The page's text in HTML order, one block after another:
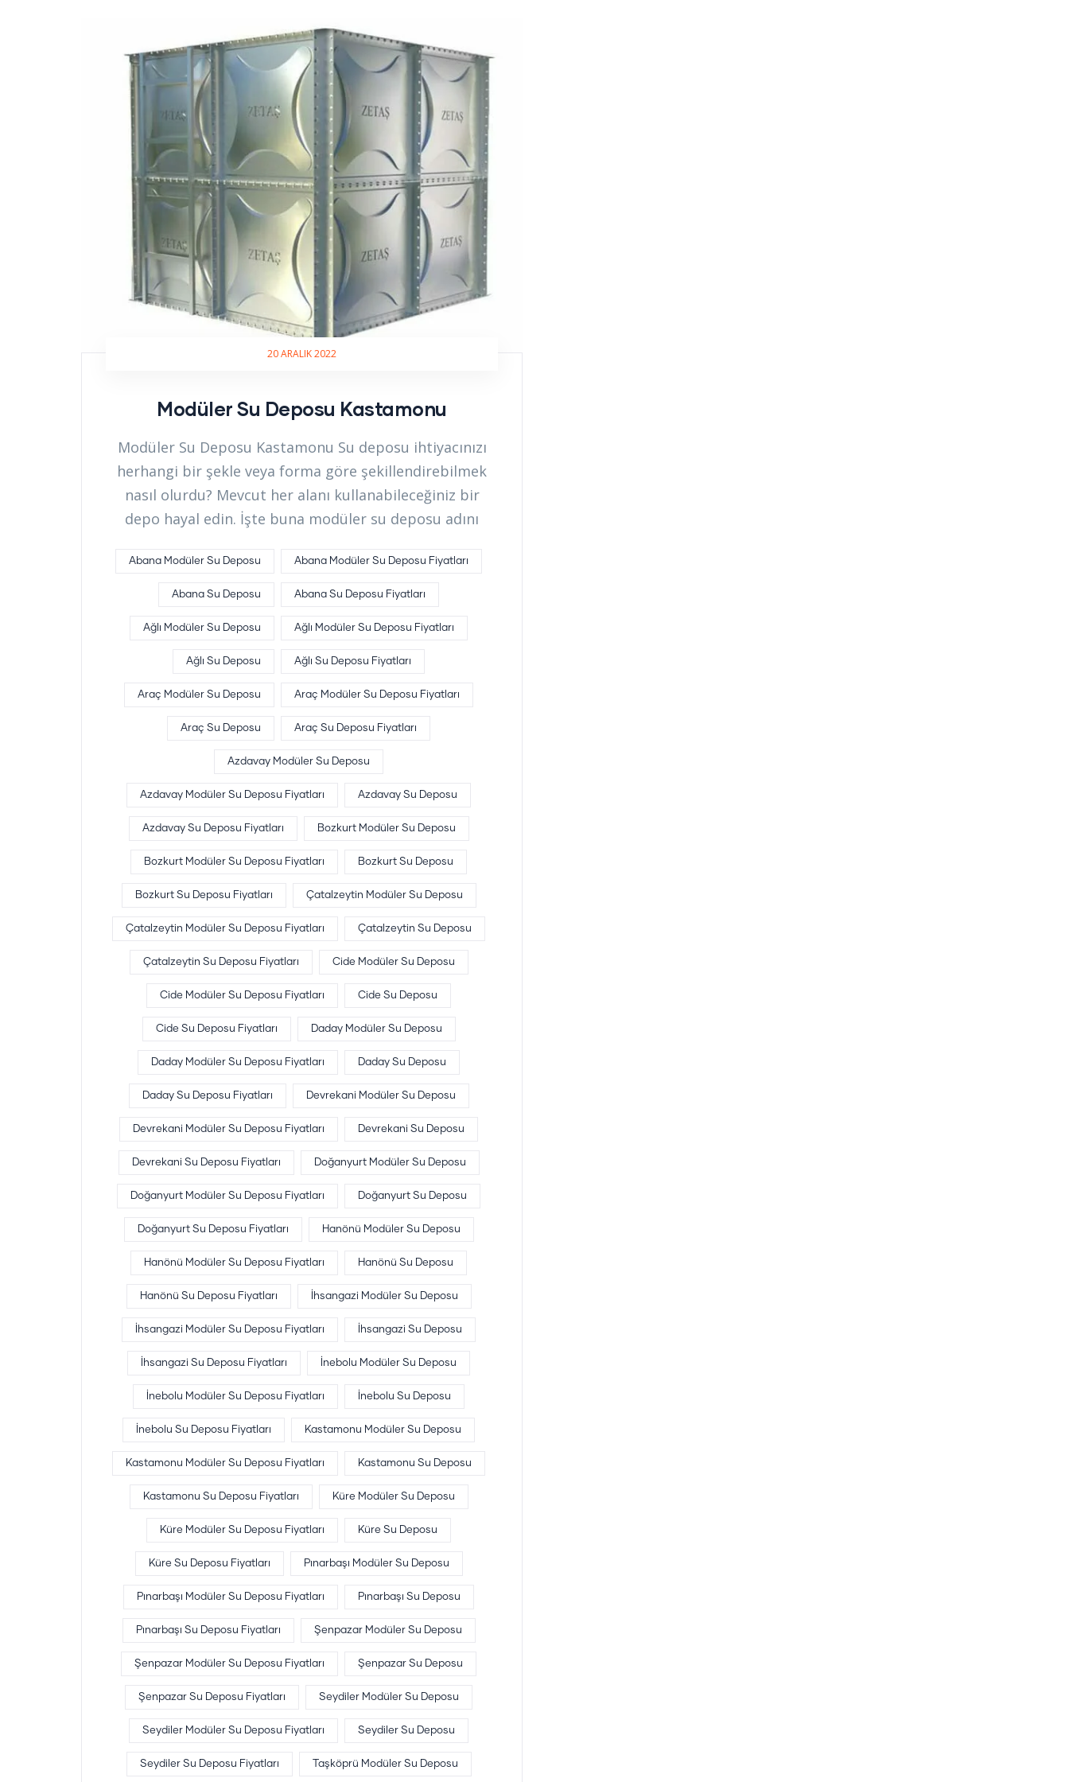
20 ARALIK 2022
Modüler Su Deposu Kastamonu
Modüler Su Deposu Kastamonu Su deposu ihtiyacınızı
herhangi bir şekle veya forma göre şekillendirebilmek
nasıl olurdu? Mevcut her alanı kullanabileceğiniz bir
depo hayal edin. İşte buna modüler su deposu adını
Abana Modüler Su Deposu Abana Modüler Su Deposu Fiyatları
Abana Su Deposu Abana Su Deposu Fiyatları
Ağlı Modüler Su Deposu Ağlı Modüler Su Deposu Fiyatları
Ağlı Su Deposu Ağlı Su Deposu Fiyatları
Araç Modüler Su Deposu Araç Modüler Su Deposu Fiyatları
Araç Su Deposu Araç Su Deposu Fiyatları
Azdavay Modüler Su Deposu
Azdavay Modüler Su Deposu Fiyatları Azdavay Su Deposu
Azdavay Su Deposu Fiyatları Bozkurt Modüler Su Deposu
Bozkurt Modüler Su Deposu Fiyatları Bozkurt Su Deposu
Bozkurt Su Deposu Fiyatları Çatalzeytin Modüler Su Deposu
Çatalzeytin Modüler Su Deposu Fiyatları Çatalzeytin Su Deposu
Çatalzeytin Su Deposu Fiyatları Cide Modüler Su Deposu
Cide Modüler Su Deposu Fiyatları Cide Su Deposu
Cide Su Deposu Fiyatları Daday Modüler Su Deposu
Daday Modüler Su Deposu Fiyatları Daday Su Deposu
Daday Su Deposu Fiyatları Devrekani Modüler Su Deposu
Devrekani Modüler Su Deposu Fiyatları Devrekani Su Deposu
Devrekani Su Deposu Fiyatları Doğanyurt Modüler Su Deposu
Doğanyurt Modüler Su Deposu Fiyatları Doğanyurt Su Deposu
Doğanyurt Su Deposu Fiyatları Hanönü Modüler Su Deposu
Hanönü Modüler Su Deposu Fiyatları Hanönü Su Deposu
Hanönü Su Deposu Fiyatları İhsangazi Modüler Su Deposu
İhsangazi Modüler Su Deposu Fiyatları İhsangazi Su Deposu
İhsangazi Su Deposu Fiyatları İnebolu Modüler Su Deposu
İnebolu Modüler Su Deposu Fiyatları İnebolu Su Deposu
İnebolu Su Deposu Fiyatları Kastamonu Modüler Su Deposu
Kastamonu Modüler Su Deposu Fiyatları Kastamonu Su Deposu
Kastamonu Su Deposu Fiyatları Küre Modüler Su Deposu
Küre Modüler Su Deposu Fiyatları Küre Su Deposu
Küre Su Deposu Fiyatları Pınarbaşı Modüler Su Deposu
Pınarbaşı Modüler Su Deposu Fiyatları Pınarbaşı Su Deposu
Pınarbaşı Su Deposu Fiyatları Şenpazar Modüler Su Deposu
Şenpazar Modüler Su Deposu Fiyatları Şenpazar Su Deposu
Şenpazar Su Deposu Fiyatları Seydiler Modüler Su Deposu
Seydiler Modüler Su Deposu Fiyatları Seydiler Su Deposu
Seydiler Su Deposu Fiyatları Taşköprü Modüler Su Deposu